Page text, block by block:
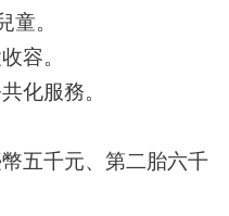
童。
容。
化服務。
五千元、第二胎六千